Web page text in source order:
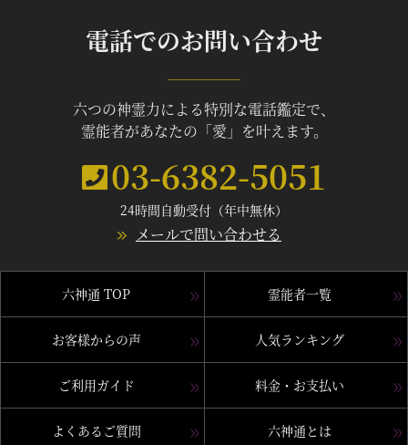
電話でのお問い合わせ
六つの神霊力による特別な電話鑑定で、
霊能者があなたの「愛」を叶えます。
03-6382-5051
24時間自動受付（年中無休）
メールで問い合わせる
六神通 TOP 霊能者一覧
お客様からの声 人気ランキング
ご利用ガイド 料金・お支払い
よくあるご質問 六神通とは